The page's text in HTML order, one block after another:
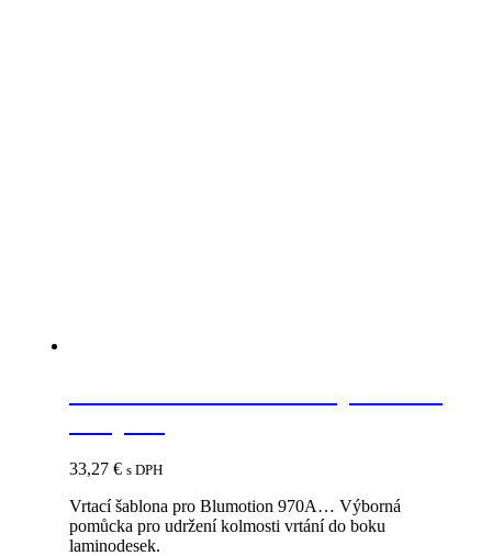
33,27 € s DPH
Vrtací šablona pro Blumotion 970A… Výborná
pomůcka pro udržení kolmosti vrtání do boku
laminodesek.